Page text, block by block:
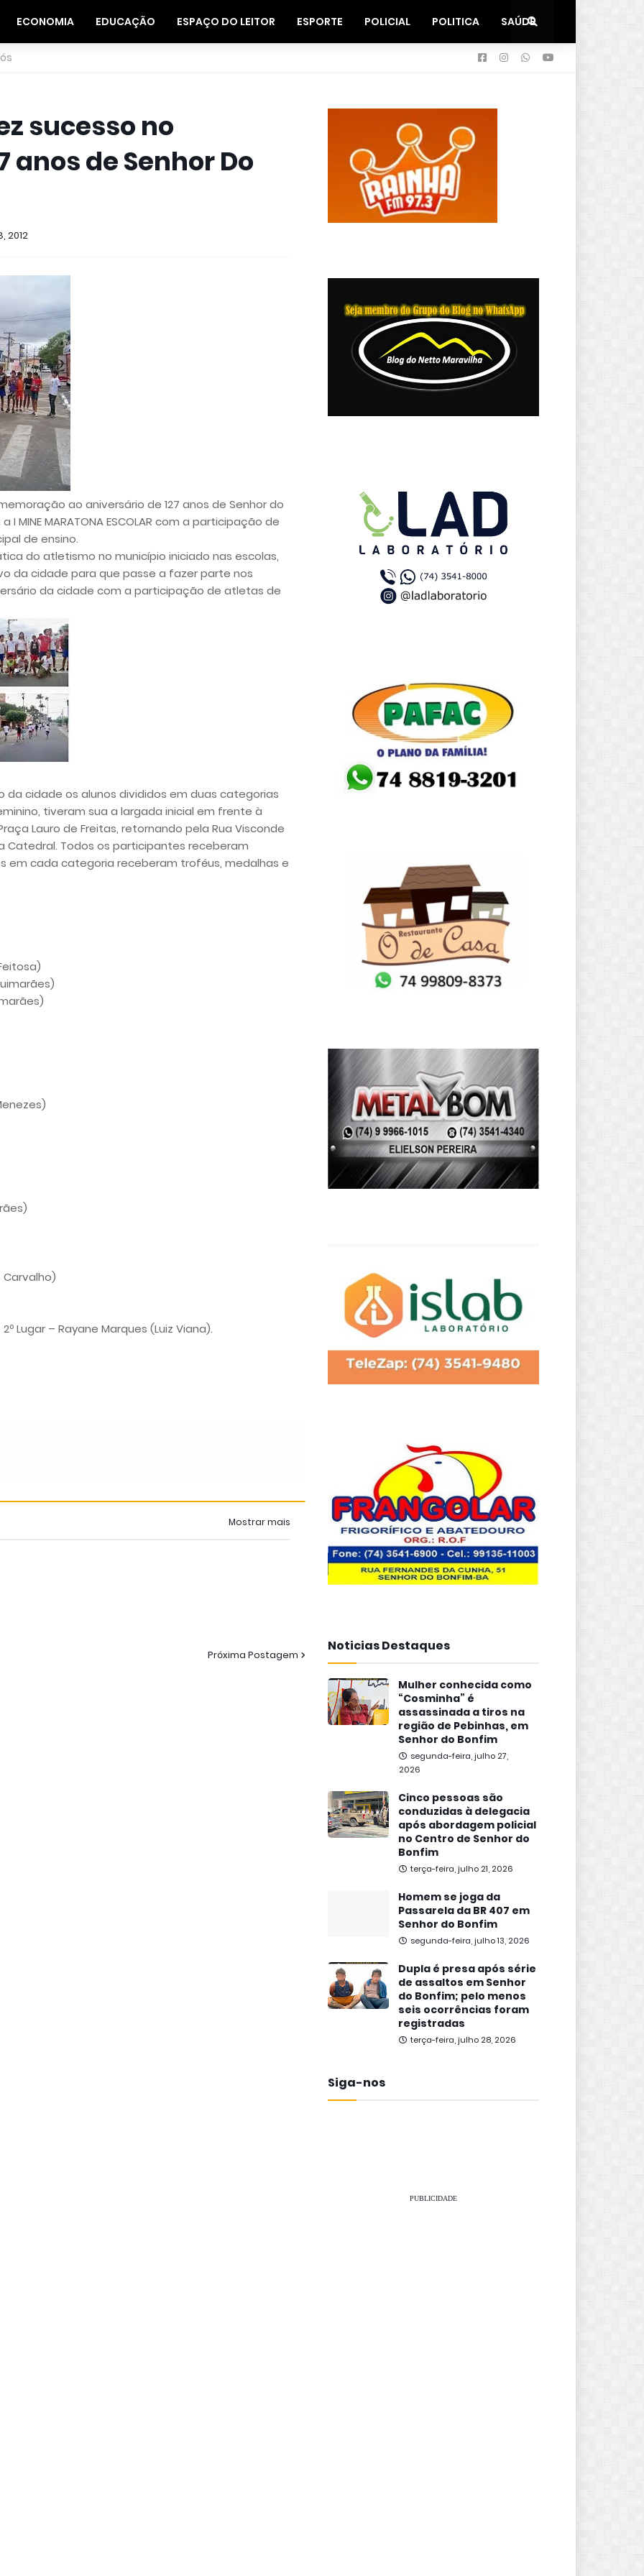
ECONOMIA EDUCAÇÃO ESPAÇO DO LEITOR ESPORTE POLICIAL POLITICA SAÚDE
sucesso no
anos de Senhor Do
2012
ao aniversário de 127 anos de Senhor do
MINE MARATONA ESCOLAR com a participação de
de ensino.
do atletismo no município iniciado nas escolas,
da cidade para que passe a fazer parte nos
da cidade com a participação de atletas de
da cidade os alunos divididos em duas categorias
tiveram sua a largada inicial em frente à
Lauro de Freitas, retornando pela Rua Visconde
Catedral. Todos os participantes receberam
em cada categoria receberam troféus, medalhas e
Carvalho)
Lugar – Rayane Marques (Luiz Viana).
Mostrar mais
Próxima Postagem
Noticias Destaques
Mulher conhecida como
“Cosminha” é
assassinada a tiros na
região de Pebinhas, em
Senhor do Bonfim
segunda-feira, julho 27,
2026
Cinco pessoas são
conduzidas à delegacia
após abordagem policial
no Centro de Senhor do
Bonfim
terça-feira, julho 21, 2026
Homem se joga da
Passarela da BR 407 em
Senhor do Bonfim
segunda-feira, julho 13, 2026
Dupla é presa após série
de assaltos em Senhor
do Bonfim; pelo menos
seis ocorrências foram
registradas
terça-feira, julho 28, 2026
Siga-nos
PUBLICIDADE